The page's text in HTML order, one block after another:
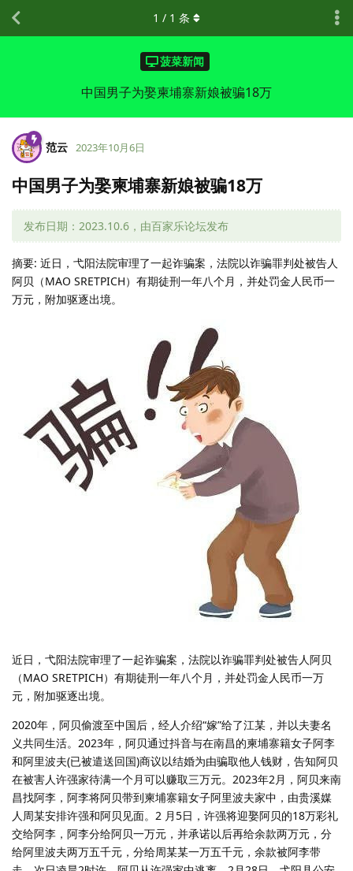
菠菜新闻
中国男子为娶柬埔寨新娘被骗18万
1 / 1 条
范云 2023年10月6日
中国男子为娶柬埔寨新娘被骗18万
发布日期：2023.10.6，由百家乐论坛发布
摘要: 近日，弋阳法院审理了一起诈骗案，法院以诈骗罪判处被告人
阿贝（MAO SRETPICH）有期徒刑一年八个月，并处罚金人民币一
万元，附加驱逐出境。
近日，弋阳法院审理了一起诈骗案，法院以诈骗罪判处被告人阿贝
（MAO SRETPICH）有期徒刑一年八个月，并处罚金人民币一万
元，附加驱逐出境。
2020年，阿贝偷渡至中国后，经人介绍“嫁”给了江某，并以夫妻名
义共同生活。2023年，阿贝通过抖音与在南昌的柬埔寨籍女子阿李
和阿里波夫(已被遣送回国)商议以结婚为由骗取他人钱财，告知阿贝
在被害人许强家待满一个月可以赚取三万元。2023年2月，阿贝来南
昌找阿李，阿李将阿贝带到柬埔寨籍女子阿里波夫家中，由贵溪媒
人周某安排许强和阿贝见面。2 月5日，许强将迎娶阿贝的18万彩礼
交给阿李，阿李分给阿贝一万元，并承诺以后再给余款两万元，分
给阿里波夫两万五千元，分给周某某一万五千元，余款被阿李带